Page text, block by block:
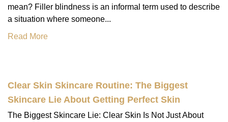
mean? Filler blindness is an informal term used to describe
a situation where someone...
Read More
Clear Skin Skincare Routine: The Biggest
Skincare Lie About Getting Perfect Skin
The Biggest Skincare Lie: Clear Skin Is Not Just About